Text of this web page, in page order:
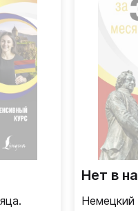
Нет в
Немецкий